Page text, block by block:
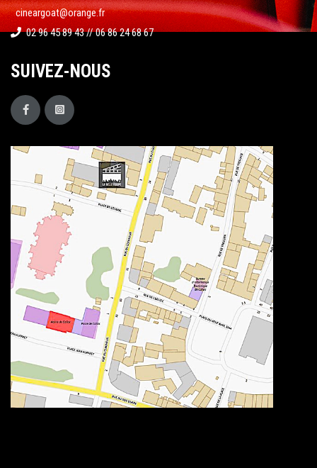
cineargoat@orange.fr
02 96 45 89 43 // 06 86 24 68 67
SUIVEZ-NOUS